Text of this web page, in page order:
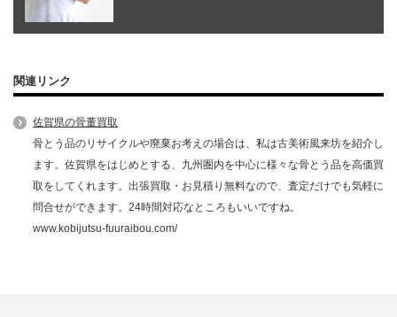
関連リンク
佐賀県の骨董買取
骨とう品のリサイクルや廃棄お考えの場合は、私は古美術風来坊を紹介し
ます。佐賀県をはじめとする、九州圏内を中心に様々な骨とう品を高価買
取をしてくれます。出張買取・お見積り無料なので、査定だけでも気軽に
問合せができます。24時間対応なところもいいですね。
www.kobijutsu-fuuraibou.com/